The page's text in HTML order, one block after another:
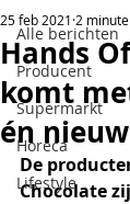
Alle berichten
Producent
Supermarkt
Horeca
Lifestyle
Hands
komt
én
25 feb 2021 2
De
Chocolate